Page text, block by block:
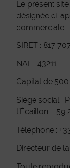
Le présent site
désignée ci-
commerciale :
SIRET : 817
NAF : 43211
Capital de
Siège social :
l’Écaillon – 59
Téléphone :
Directeur de